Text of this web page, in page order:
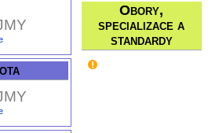
Obory,
specializace a
standardy